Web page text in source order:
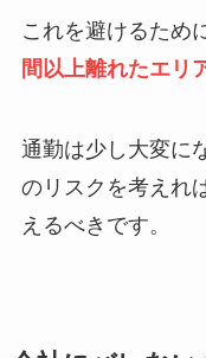
これを避けるため
間以上離れたエリ
通勤は少し大変に
のリスクを考えれ
えるべきです。